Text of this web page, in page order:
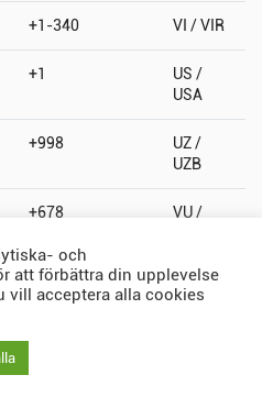
+1-340 VI / VIR
+1
US /
USA
+998
UZ /
UZB
+678
VU /
+379 VA / VAT
och
att förbättra din upplevelse
vill acceptera alla cookies